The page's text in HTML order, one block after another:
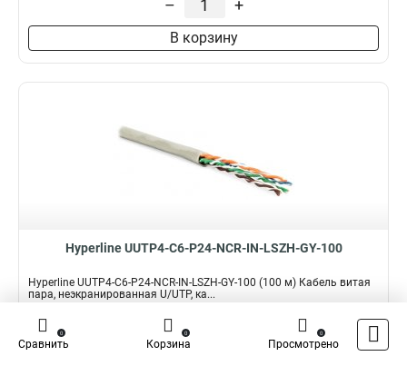
– +
В корзину
Hyperline UUTP4-C6-P24-NCR-IN-LSZH-GY-100
Hyperline UUTP4-C6-P24-NCR-IN-LSZH-GY-100 (100 м) Кабель витая
пара, неэкранированная U/UTP, ка...
Подробнее Сравнить
Наличие:
Сравнить
0
Корзина
0
Просмотрено
0